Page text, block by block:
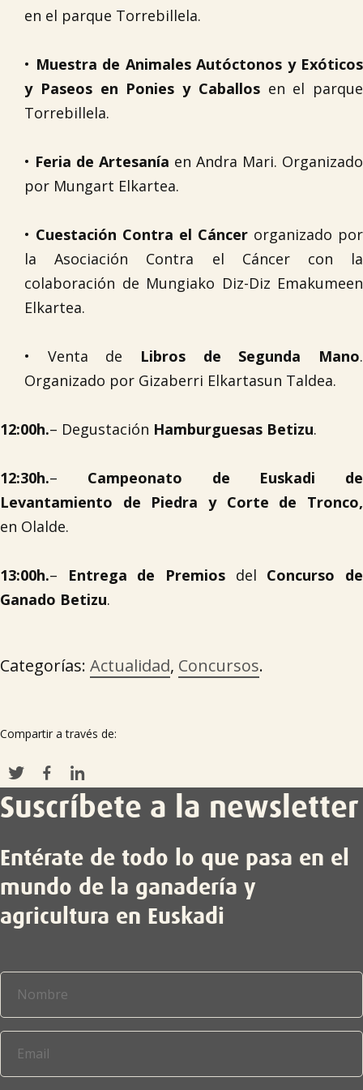

en el parque Torrebillela.
• Muestra de Animales Autóctonos y Exóticos
y Paseos en Ponies y Caballosen el parque
Torrebillela.
• Feria de Artesanía en Andra Mari. Organizado
por Mungart Elkartea.
• Cuestación Contra el Cáncer organizado por
la Asociación Contra el Cáncer con la
colaboración de Mungiako Diz-Diz Emakumeen
Elkartea.
• Venta de Libros de Segunda Mano.
Organizado por Gizaberri Elkartasun Taldea.
12:00h.– Degustación Hamburguesas Betizu.
12:30h.– Campeonato de Euskadi de
Levantamiento de Piedra y Corte de Tronco,
en Olalde.
13:00h.– Entrega de Premios del Concurso de
Ganado Betizu.
Categorías: Actualidad, Concursos.
Compartir a través de:
Suscríbete a la newsletter
Entérate de todo lo que pasa en el
mundo de la ganadería y
agricultura en Euskadi